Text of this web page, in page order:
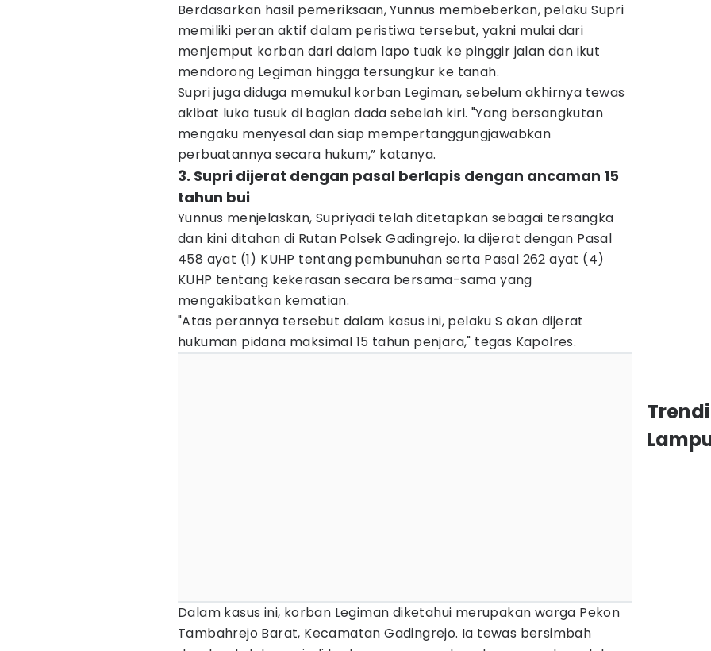
Berdasarkan hasil pemeriksaan, Yunnus membeberkan, pelaku Supri
memiliki peran aktif dalam peristiwa tersebut, yakni mulai dari
menjemput korban dari dalam lapo tuak ke pinggir jalan dan ikut
mendorong Legiman hingga tersungkur ke tanah.
Supri juga diduga memukul korban Legiman, sebelum akhirnya tewas
akibat luka tusuk di bagian dada sebelah kiri. "Yang bersangkutan
mengaku menyesal dan siap mempertanggungjawabkan
perbuatannya secara hukum,” katanya.
3. Supri dijerat dengan pasal berlapis dengan ancaman 15
tahun bui
Yunnus menjelaskan, Supriyadi telah ditetapkan sebagai tersangka
dan kini ditahan di Rutan Polsek Gadingrejo. Ia dijerat dengan Pasal
458 ayat (1) KUHP tentang pembunuhan serta Pasal 262 ayat (4)
KUHP tentang kekerasan secara bersama-sama yang
mengakibatkan kematian.
"Atas perannya tersebut dalam kasus ini, pelaku S akan dijerat
hukuman pidana maksimal 15 tahun penjara," tegas Kapolres.
Dalam kasus ini, korban Legiman diketahui merupakan warga Pekon
Tambahrejo Barat, Kecamatan Gadingrejo. Ia tewas bersimbah